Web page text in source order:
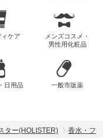
ケア
メンズコスメ・
男性用化粧品
日用品 一般市販薬
ター(HOLISTER) 香水・フ